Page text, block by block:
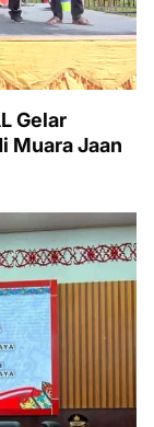
Gelar
Muara Jaan